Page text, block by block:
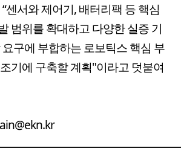
센서와 제어기, 배터리팩 등 핵심
범위를 확대하고 다양한 실증 기
구에 부합하는 로보틱스 핵심 부
기에 구축할 계획"이라고 덧붙여